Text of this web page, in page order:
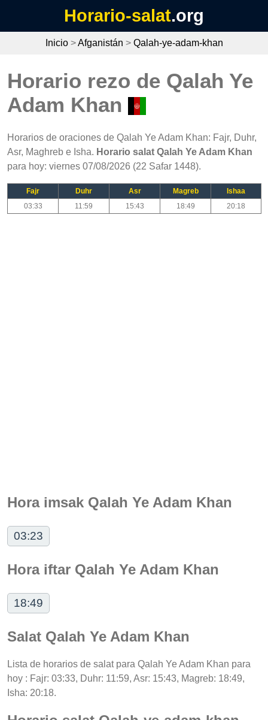
Horario-salat.org
Inicio>Afganistán > Qalah-ye-adam-khan
Horario rezo de Qalah Ye
Adam Khan
Horarios de oraciones de Qalah Ye Adam Khan: Fajr, Duhr,
Asr, Maghreb e Isha. Horario salat Qalah Ye Adam Khan
para hoy: viernes 07/08/2026 (22 Safar 1448).
Fajr Duhr Asr Magreb
Ishaa
03:33
11:59 15:43 18:49 20:18
Hora imsak Qalah Ye Adam Khan
03:23
Hora iftar Qalah Ye Adam Khan
18:49
Salat Qalah Ye Adam Khan
Lista de horarios de salat para Qalah Ye Adam Khan para
hoy : Fajr: 03:33, Duhr: 11:59, Asr: 15:43, Magreb: 18:49,
Isha: 20:18.